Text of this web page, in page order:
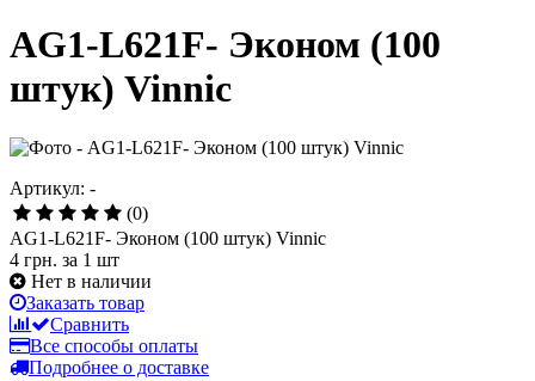
AG1-L621F- Эконом (100
штук) Vinnic
Артикул: -
(0)
AG1-L621F- Эконом (100 штук) Vinnic
4 грн. за 1 шт
Нет в наличии
Заказать товар
Сравнить
Все способы оплаты
Подробнее о доставке